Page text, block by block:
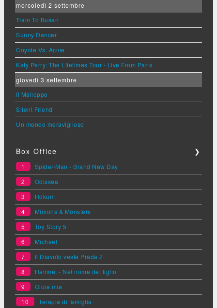
mercoledì 2 settembre
Train To Busan
Sunny Dancer
Coyote Vs. Acme
Katy Perry: The Lifetimes Tour - Live From Paris
giovedì 3 settembre
Il Malloppo
Silent Friend
Un mondo meraviglioso
Box Office ❯
1
Spider-Man - Brand New Day
2
Odissea
3
Hokum
4
Minions & Monsters
5
Toy Story 5
6
Michael
7
Il Diavolo veste Prada 2
8
Hamnet - Nel nome del figlio
9
Gioia mia
10
Terapia di famiglia